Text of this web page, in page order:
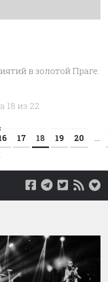
в золотой Праге:
18 из 22
17 18 19 20
...